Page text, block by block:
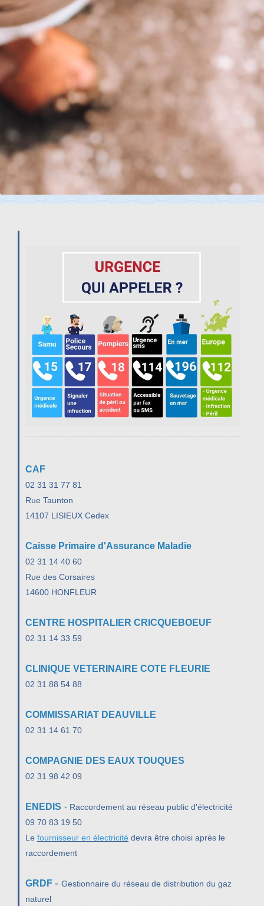
CAF
02 31 31 77 81
Rue Taunton
14107 LISIEUX Cedex
Caisse Primaire d'Assurance Maladie
02 31 14 40 60
Rue des Corsaires
14600 HONFLEUR
CENTRE HOSPITALIER CRICQUEBOEUF
02 31 14 33 59
CLINIQUE VETERINAIRE COTE FLEURIE
02 31 88 54 88
COMMISSARIAT DEAUVILLE
02 31 14 61 70
COMPAGNIE DES EAUX TOUQUES
02 31 98 42 09
ENEDIS - Raccordement au réseau public d'électricité
09 70 83 19 50
Le fournisseur en électricité devra être choisi après le
raccordement
GRDF - Gestionnaire du réseau de distribution du gaz
naturel